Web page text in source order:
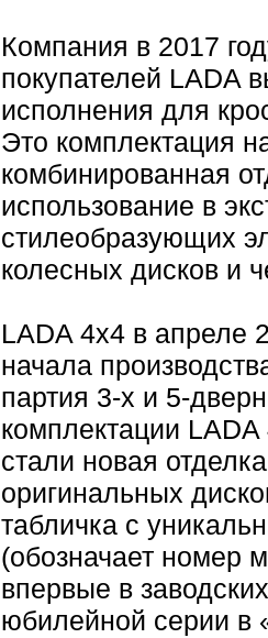
Компания в 2017
покупателей LADA
исполнения для
Это комплектация
комбинированная
использование в
стилеобразующих
колесных дисков и
LADA 4х4 в апреле
начала
партия 3-х и 5-
комплектации
стали новая
оригинальных
табличка с
(обозначает номер
впервые в
юбилейной серии в